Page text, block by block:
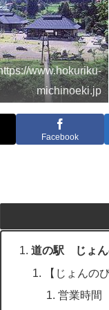
www.hokuriku-
michinoeki.jp
Facebook
道の駅 じょん
【じょんの
営業時間